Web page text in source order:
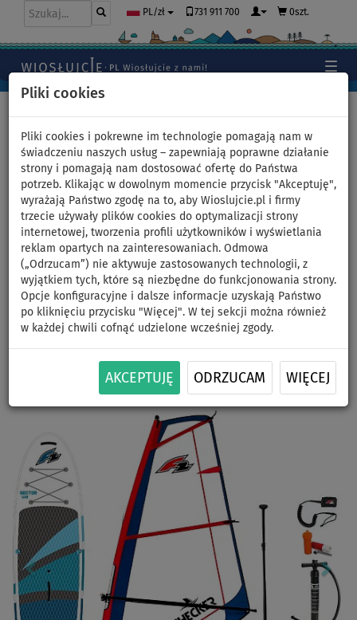
Pliki cookies
Pliki cookies i pokrewne im technologie pomagają nam w
świadczeniu naszych usług – zapewniają poprawne działanie
strony i pomagają nam dostosować ofertę do Państwa
potrzeb. Klikając w dowolnym momencie przycisk "Akceptuję",
wyrażają Państwo zgodę na to, aby Wioslujcie.pl i firmy
trzecie używały plików cookies do optymalizacji strony
internetowej, tworzenia profili użytkowników i wyświetlania
reklam opartych na zainteresowaniach. Odmowa
(„Odrzucam”) nie aktywuje zastosowanych technologii, z
wyjątkiem tych, które są niezbędne do funkcjonowania strony.
Opcje konfiguracyjne i dalsze informacje uzyskają Państwo
po kliknięciu przycisku "Więcej". W tej sekcji można również
w każdej chwili cofnąć udzielone wcześniej zgody.
AKCEPTUJĘ ODRZUCAM WIĘCEJ
PL/zł 731 911 700 0szt.
Zestaw Windsurfingowy SUP
F2 SECTOR WINDSURF 12,2
BLUE z żaglem F2 CHECKER -
pompowany paddleboard,
WindSUP - powierzchnia: 5,5m
DO
NASZ
SUPER
WIOSŁO W
OPCJA
OPCJA
DARMOWA
Next